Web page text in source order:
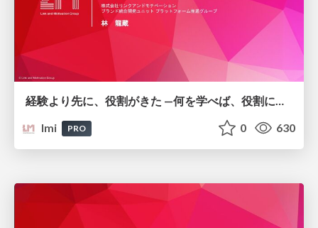
経験より先に、役割がきた —何を学べば、役割に追いつけるか/エンジニアの役割の変化に向き合うConference 2026
lmi
PRO 0 630